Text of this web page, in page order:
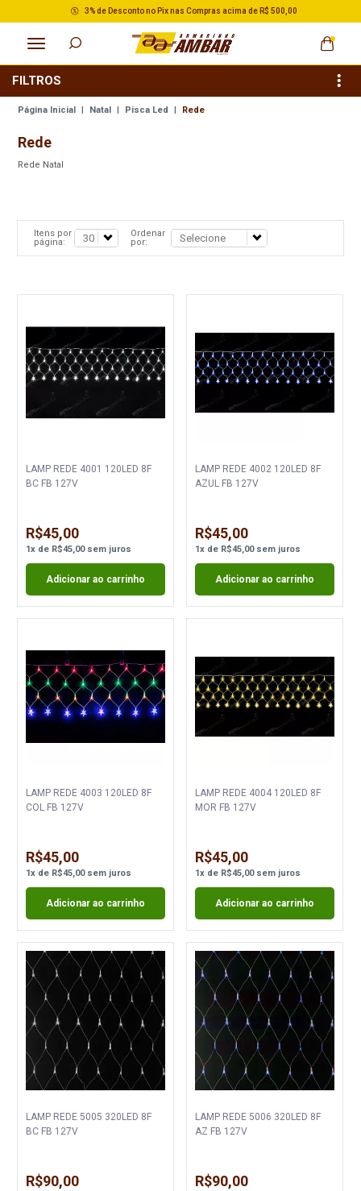
3% de Desconto no Pix nas Compras acima de R$ 500,00
Página Inicial | Natal | Pisca Led | Rede
FILTROS
Rede
Rede Natal
Itens por
página:
Ordenar
por:
LAMP REDE 4001 120LED 8F
BC FB 127V
R$45,00
1x de R$45,00sem juros
Adicionar ao carrinho
LAMP REDE 4002 120LED 8F
AZUL FB 127V
R$45,00
1xde R$45,00sem juros
Adicionar ao carrinho
LAMP REDE 4003 120LED 8F
COL FB 127V
R$45,00
1x de R$45,00sem juros
Adicionar ao carrinho
LAMP REDE 4004 120LED 8F
MOR FB 127V
R$45,00
1xde R$45,00sem juros
Adicionar ao carrinho
LAMP REDE 5005 320LED 8F
BC FB 127V
R$90,00
LAMP REDE 5006 320LED 8F
AZ FB 127V
R$90,00